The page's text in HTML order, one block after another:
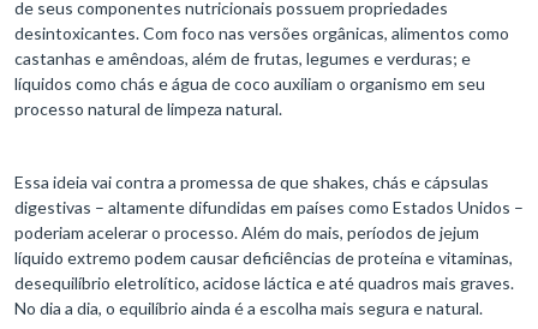
de seus componentes nutricionais possuem propriedades
desintoxicantes. Com foco nas versões orgânicas, alimentos como
castanhas e amêndoas, além de frutas, legumes e verduras; e
líquidos como chás e água de coco auxiliam o organismo em seu
processo natural de limpeza natural.
Essa ideia vai contra a promessa de que shakes, chás e cápsulas
digestivas – altamente difundidas em países como Estados Unidos –
poderiam acelerar o processo. Além do mais, períodos de jejum
líquido extremo podem causar deficiências de proteína e vitaminas,
desequilíbrio eletrolítico, acidose láctica e até quadros mais graves.
No dia a dia, o equilíbrio ainda é a escolha mais segura e natural.